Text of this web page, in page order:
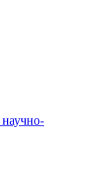
научно-